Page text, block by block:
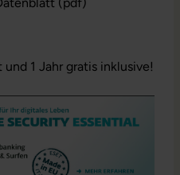
(pdf)
1 Jahr gratis inklusive!